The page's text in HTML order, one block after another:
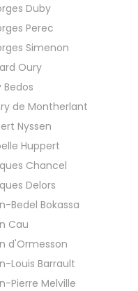
Duby
Perec
Simenon
Oury
Bedos
de Montherlant
Nyssen
Huppert
Chancel
Delors
Bedel Bokassa
Cau
d'Ormesson
Louis Barrault
Pierre Melville